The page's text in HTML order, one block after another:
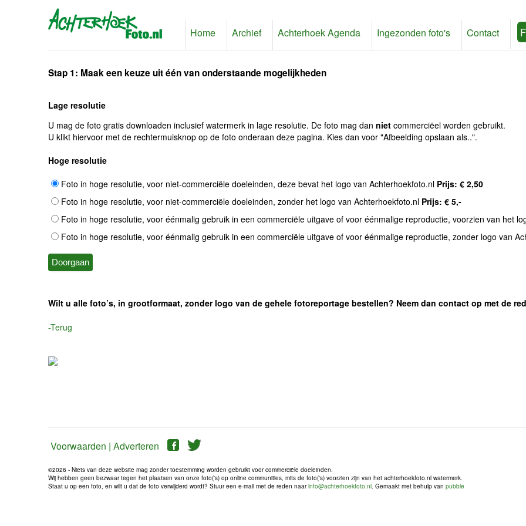
Home Archief Achterhoek Agenda Ingezonden foto's Contact
Stap 1: Maak een keuze uit één van onderstaande mogelijkheden
Lage resolutie
U mag de foto gratis downloaden inclusief watermerk in lage resolutie. De foto mag dan niet commerciëel worden gebruikt.
U klikt hiervoor met de rechtermuisknop op de foto onderaan deze pagina. Kies dan voor "Afbeelding opslaan als..".
Hoge resolutie
Foto in hoge resolutie, voor niet-commerciële doeleinden, deze bevat het logo van Achterhoekfoto.nl Prijs: € 2,50
Foto in hoge resolutie, voor niet-commerciële doeleinden, zonder het logo van Achterhoekfoto.nl Prijs: € 5,-
Foto in hoge resolutie, voor éénmalig gebruik in een commerciële uitgave of voor éénmalige reproductie, voorzien van het
Foto in hoge resolutie, voor éénmalig gebruik in een commerciële uitgave of voor éénmalige reproductie, zonder logo van
Wilt u alle foto’s, in grootformaat, zonder logo van de gehele fotoreportage bestellen? Neem dan contact op met de
-Terug
Voorwaarden | Adverteren
©2026 - Niets van deze website mag zonder toestemming worden gebruikt voor commerciële doeleinden.
Wij hebben geen bezwaar tegen het plaatsen van onze foto('s) op online communities, mits de foto('s) voorzien zijn van het achterhoekfoto.nl watermerk.
Staat u op een foto, en wilt u dat de foto verwijderd wordt? Stuur een e-mail met de reden naarinfo@achterhoekfoto.nl. Gemaakt met behulp van pubble